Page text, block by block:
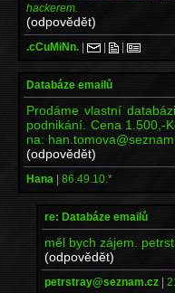
hackerem.
(odpovědět)
.cCuMiNn. | | |
Databáze emailů
Prodáme vlastní
podnikání. Cena 1.500,-
na:
(odpovědět)
Hana | 86.49.10.*
re: Databáze emailů
měl bych zájem.
(odpovědět)
petrstray@seznam.cz |